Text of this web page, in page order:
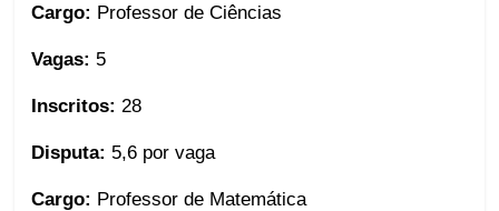
Cargo: Professor de Ciências
Vagas: 5
Inscritos:28
Disputa: 5,6 por vaga
Cargo: Professor de Matemática